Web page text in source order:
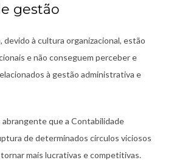
gestão
devido à cultura organizacional, estão
e não conseguem perceber e
à gestão administrativa e
que a Contabilidade
de determinados círculos viciosos
mais lucrativas e competitivas.